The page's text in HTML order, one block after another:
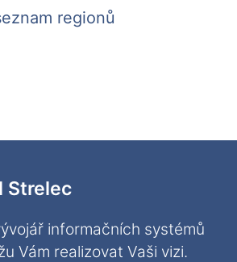
regionů
Strelec
informačních systémů
Vám realizovat Vaši vizi.